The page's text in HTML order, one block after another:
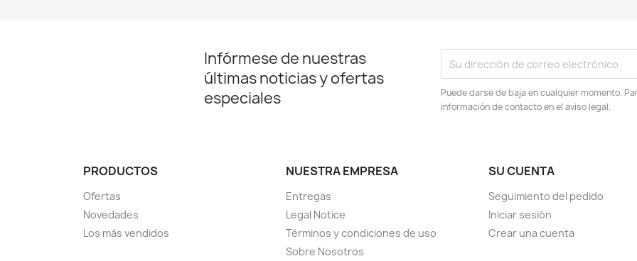
Infórmese de nuestras
últimas noticias y ofertas
especiales
Puede darse de baja en cualquier momento.
información de contacto en el aviso legal.
PRODUCTOS
Ofertas
Novedades
Los más vendidos
NUESTRA EMPRESA
Entregas
Legal Notice
Términos y condiciones de uso
Sobre Nosotros
SU CUENTA
Seguimiento del pedido
Iniciar sesión
Crear una cuenta